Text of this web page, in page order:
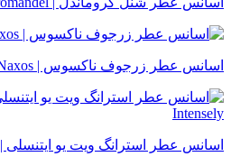
اسانس عطر زرجوف ناکسوس | Xerjoff Naxos
اسانس عطر استرانگ ویت یو ایتنسلی | Stronger With You Intensely